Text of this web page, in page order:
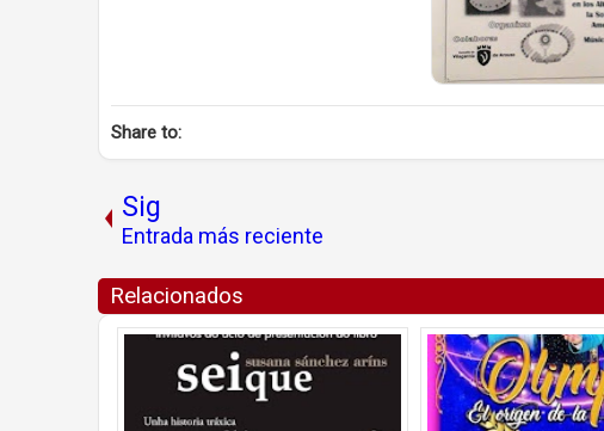
Share to:
Sig
Entrada más reciente
Relacionados